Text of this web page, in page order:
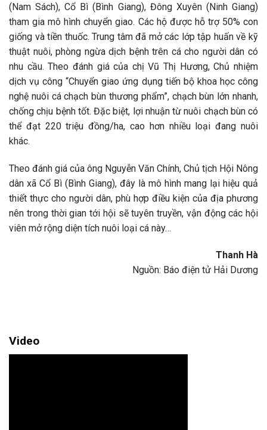
(Nam Sách), Cổ Bì (Bình Giang), Đông Xuyên (Ninh Giang)
tham gia mô hình chuyển giao. Các hộ được hỗ trợ 50% con
giống và tiền thuốc. Trung tâm đã mở các lớp tập huấn về kỹ
thuật nuôi, phòng ngừa dịch bệnh trên cá cho người dân có
nhu cầu. Theo đánh giá của chị Vũ Thị Hương, Chủ nhiệm
dịch vụ công “Chuyển giao ứng dụng tiến bộ khoa học công
nghệ nuôi cá chạch bùn thương phẩm”, chạch bùn lớn nhanh,
chống chịu bệnh tốt. Đặc biệt, lợi nhuận từ nuôi chạch bùn có
thể đạt 220 triệu đồng/ha, cao hơn nhiều loại đang nuôi
khác.
Theo đánh giá của ông Nguyễn Văn Chính, Chủ tịch Hội Nông
dân xã Cổ Bì (Bình Giang), đây là mô hình mang lại hiệu quả
thiết thực cho người dân, phù hợp điều kiện của địa phương
nên trong thời gian tới hội sẽ tuyên truyền, vận động các hội
viên mở rộng diện tích nuôi loại cá này…
Thanh Hà
Nguồn: Báo điện tử Hải Dương
Video